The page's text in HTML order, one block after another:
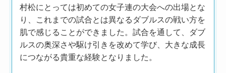
村松にとっては初めての女子連の大会への出場とな
り、これまでの試合とは異なるダブルスの戦い方を
肌で感じることができました。試合を通して、ダブ
ルスの奥深さや駆け引きを改めて学び、大きな成長
につながる貴重な経験となりました。